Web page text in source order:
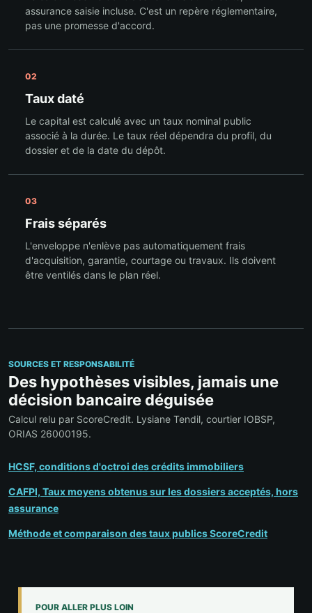
assurance saisie incluse. C'est un repère réglementaire,
pas une promesse d'accord.
02
Taux daté
Le capital est calculé avec un taux nominal public
associé à la durée. Le taux réel dépendra du profil, du
dossier et de la date du dépôt.
03
Frais séparés
L'enveloppe n'enlève pas automatiquement frais
d'acquisition, garantie, courtage ou travaux. Ils doivent
être ventilés dans le plan réel.
SOURCES ET RESPONSABILITÉ
Des hypothèses visibles, jamais une
décision bancaire déguisée
Calcul relu par ScoreCredit. Lysiane Tendil, courtier IOBSP,
ORIAS 26000195.
HCSF, conditions d'octroi des crédits immobiliers
CAFPI, Taux moyens obtenus sur les dossiers acceptés, hors
assurance
Méthode et comparaison des taux publics ScoreCredit
POUR ALLER PLUS LOIN